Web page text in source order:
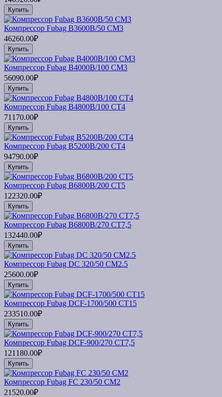
Купить
Компрессор Fubag B3600B/50 CM3
46260.00₽
Купить
Компрессор Fubag B4000B/100 СМ3
56090.00₽
Купить
Компрессор Fubag B4800В/100 СТ4
71170.00₽
Купить
Компрессор Fubag B5200B/200 CT4
94790.00₽
Купить
Компрессор Fubag B6800B/200 CT5
122320.00₽
Купить
Компрессор Fubag B6800B/270 CT7,5
132440.00₽
Купить
Компрессор Fubag DC 320/50 CM2.5
25600.00₽
Купить
Компрессор Fubag DCF-1700/500 CT15
233510.00₽
Купить
Компрессор Fubag DCF-900/270 CT7,5
121180.00₽
Купить
Компрессор Fubag FC 230/50 CM2
21520.00₽